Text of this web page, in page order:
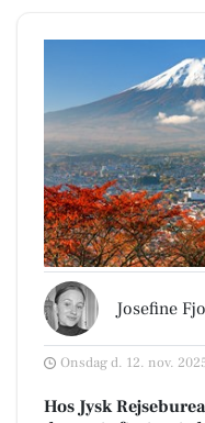
Josefine
Onsdag d. 12. nov.
Hos Jysk